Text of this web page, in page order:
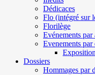
Dédicaces
Flo (intégré sur
Florilège
Evénements par
Evenements par
Dossiers
Hommages par